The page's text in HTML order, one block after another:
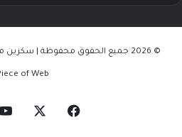
© 2026 جميع الحقوق محفوظة | سكرين ميكس - الموقع مستضاف على
of Web
فيسبوك